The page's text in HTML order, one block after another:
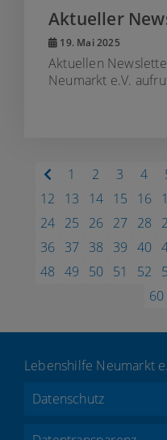
Aktueller
19. Mai 2025
Aktuellen
Neumarkt e.V.
1 2 3 4
12
13 14 15 16
24 25 26 27 28
36 37 38 39 40
48 49 50 51 52
60
Lebenshilfe Neumarkt
Datenschutz